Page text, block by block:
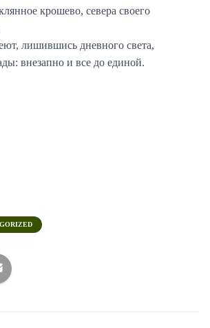
крошево, севера своего
лишившись дневного света,
внезапно и все до единой.